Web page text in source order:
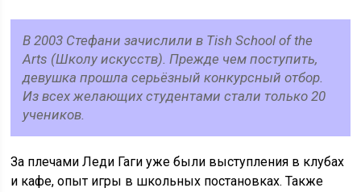
В 2003 Стефани зачислили в Tish School of the
Arts (Школу искусств). Прежде чем поступить,
девушка прошла серьёзный конкурсный отбор.
Из всех желающих студентами стали только 20
учеников.
За плечами Леди Гаги уже были выступления в клубах
и кафе, опыт игры в школьных постановках. Также